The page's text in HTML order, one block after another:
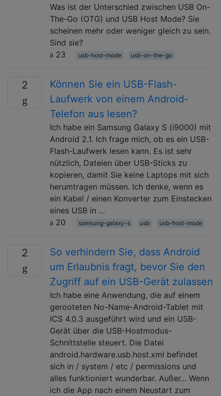
Was ist der Unterschied zwischen USB On-
The-Go (OTG) und USB Host Mode? Sie
scheinen mehr oder weniger gleich zu sein.
Sind sie?
23
usb-host-mode usb-on-the-go
2
Können Sie ein USB-Flash-
Laufwerk von einem Android-
Telefon aus lesen?
Ich habe ein Samsung Galaxy S (i9000) mit
Android 2.1. Ich frage mich, ob es ein USB-
Flash-Laufwerk lesen kann. Es ist sehr
nützlich, Dateien über USB-Sticks zu
kopieren, damit Sie keine Laptops mit sich
herumtragen müssen. Ich denke, wenn es
ein Kabel / einen Konverter zum Einstecken
eines USB in …
20
samsung-galaxy-s usb usb-host-mode
2
So verhindern Sie, dass Android
um Erlaubnis fragt, bevor Sie den
Zugriff auf ein USB-Gerät zulassen
Ich habe eine Anwendung, die auf einem
gerooteten No-Name-Android-Tablet mit
ICS 4.0.3 ausgeführt wird und ein USB-
Gerät über die USB-Hostmodus-
Schnittstelle steuert. Die Datei
android.hardware.usb.host.xml befindet
sich in / system / etc / permissions und
alles funktioniert wunderbar. Außer... Wenn
ich die App nach einem Neustart zum